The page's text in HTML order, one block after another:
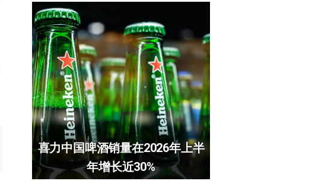
喜力中国啤酒销量在2026年上半
年增长近30%